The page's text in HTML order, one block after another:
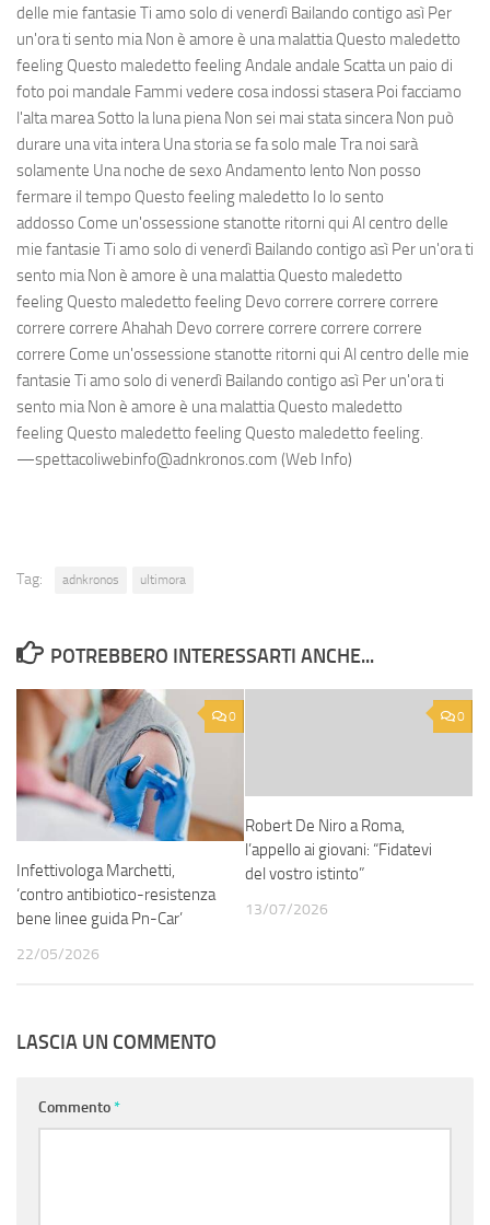
delle mie fantasie Ti amo solo di venerdì Bailando contigo asì Per
un'ora ti sento mia Non è amore è una malattia Questo maledetto
feeling Questo maledetto feeling Andale andale Scatta un paio di
foto poi mandale Fammi vedere cosa indossi stasera Poi facciamo
l'alta marea Sotto la luna piena Non sei mai stata sincera Non può
durare una vita intera Una storia se fa solo male Tra noi sarà
solamente Una noche de sexo Andamento lento Non posso
fermare il tempo Questo feeling maledetto Io lo sento
addosso Come un'ossessione stanotte ritorni qui Al centro delle
mie fantasie Ti amo solo di venerdì Bailando contigo asì Per un'ora ti
sento mia Non è amore è una malattia Questo maledetto
feeling Questo maledetto feeling Devo correre correre correre
correre correre Ahahah Devo correre correre correre correre
correre Come un'ossessione stanotte ritorni qui Al centro delle mie
fantasie Ti amo solo di venerdì Bailando contigo asì Per un'ora ti
sento mia Non è amore è una malattia Questo maledetto
feeling Questo maledetto feeling Questo maledetto feeling.
—spettacoliwebinfo@adnkronos.com (Web Info)
Tag: adnkronos ultimora
POTREBBERO INTERESSARTI ANCHE...
0
Infettivologa Marchetti,
‘contro antibiotico-resistenza
bene linee guida Pn-Car’
22/05/2026
0
Robert De Niro a Roma,
l’appello ai giovani: “Fidatevi
del vostro istinto”
13/07/2026
LASCIA UN COMMENTO
Commento*